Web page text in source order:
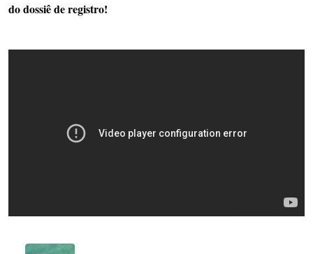
do dossiê de registro!